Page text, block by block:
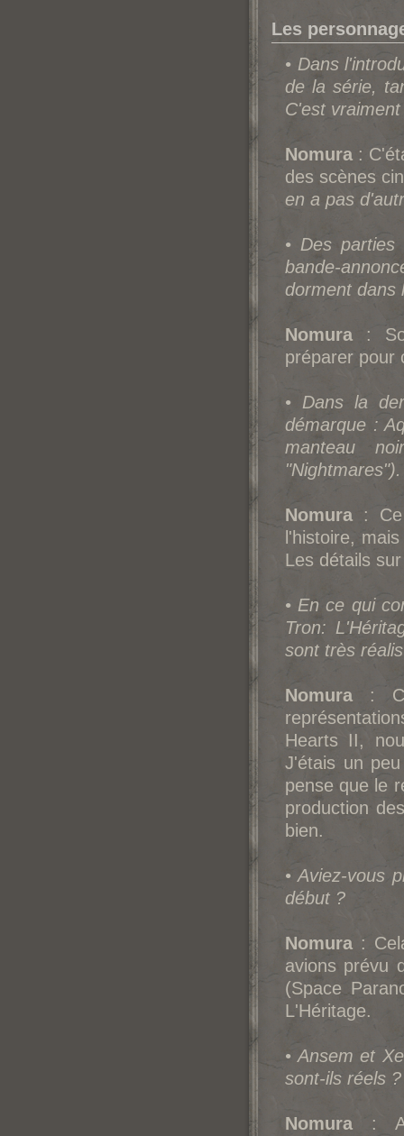
Les
• Dans
de la série,
C'est
Nomura :
des scènes
en a pas
• Des
bande-
dorment dans
Nomura :
préparer pour
• Dans la
démarque :
manteau
"Nightmares").
Nomura : Ce
l'histoire,
Les détails
• En ce qui
Tron:
sont très
Nomura :
Hearts II,
J'étais un
pense que le
production
bien.
• Aviez-vous
début ?
Nomura :
avions prévu
(Space
L'Héritage.
• Ansem et
sont-ils réels ?
Nomura : A